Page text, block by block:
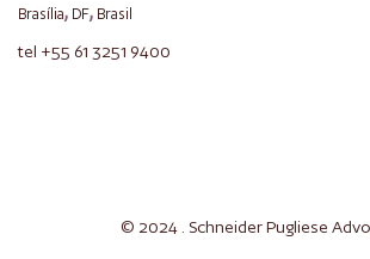
Brasília, DF, Brasil
tel +55 61 3251 9400
© 2024 . SchneiderPugliese